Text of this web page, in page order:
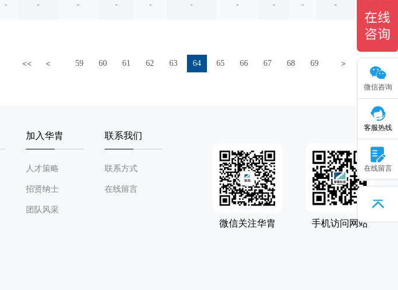
- - - - - - - - - -
<< < 59 60 61 62 63 64 65 66 67 68 69 >
加入华胄
人才策略
招贤纳士
团队风采
联系我们
联系方式
在线留言
微信关注华胄 手机访问网站
微信咨询
客服热线
在线留言